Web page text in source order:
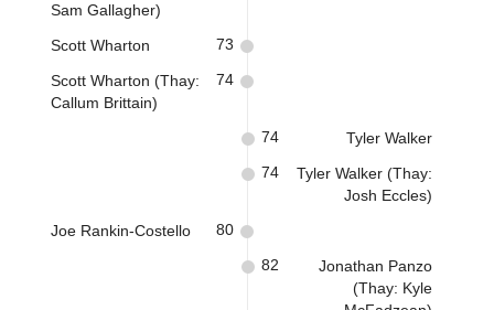
Sam Gallagher)
Scott Wharton 73
Scott Wharton (Thay:
Callum Brittain)
74
Tyler Walker
74
Tyler Walker (Thay:
Josh Eccles)
74
Joe Rankin-Costello 80
Jonathan Panzo
(Thay: Kyle
82